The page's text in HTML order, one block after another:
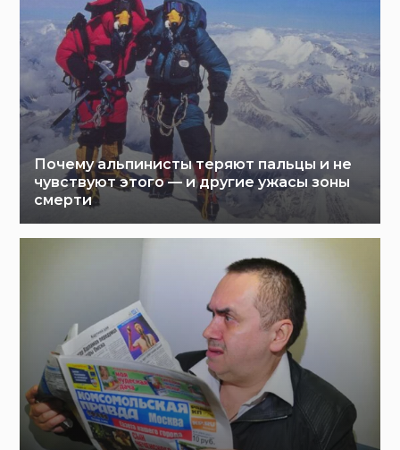
Почему альпинисты теряют пальцы и не
чувствуют этого — и другие ужасы зоны
смерти